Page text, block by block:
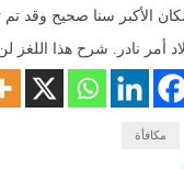
الأكبر سنا صحيح وقد تم
أمر نادر. شرح هذا اللغز
مكافأة